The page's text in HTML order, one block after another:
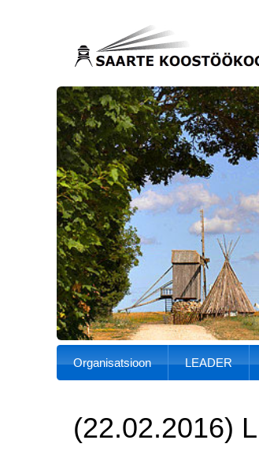
Organisatsioon LEADER
(22.02.2016)